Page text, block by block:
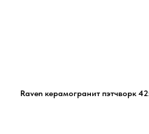
Raven керамогранит пэтчворк